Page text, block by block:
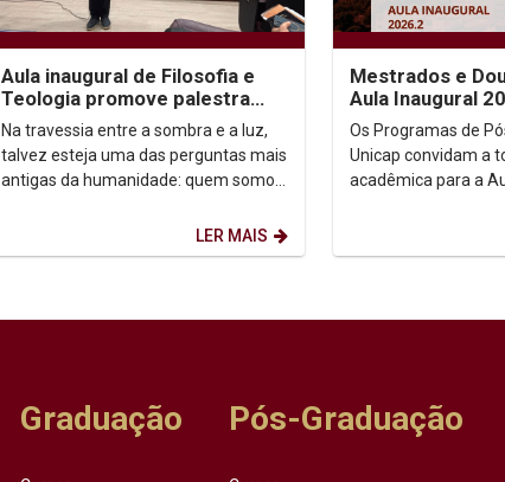
Aula inaugural de Filosofia e
Teologia promove palestra
sobre autoconhecimento
Na travessia entre a sombra e a luz,
talvez esteja uma das perguntas mais
antigas da humanidade: quem somos,
LER MAIS
Mestrados e
Aula Inaugural
Os Programas de
Unicap convidam a
acadêmica para a
Graduação Pós-Graduação